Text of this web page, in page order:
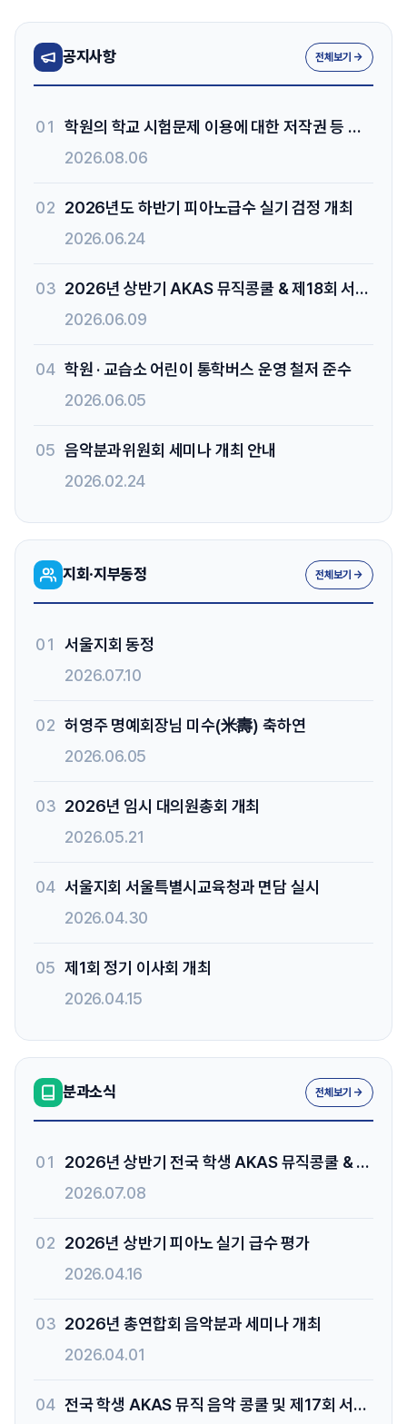
공지사항 전체보기 →
01
학원의 학교 시험문제 이용에 대한 저작권 등 학원 및 교습소 운영 관련 유의 사항 안내
2026.08.06
02 2026년도 하반기 피아노급수 실기 검정 개최
2026.06.24
03
2026년 상반기 AKAS 뮤직콩쿨 & 제18회 서울특별시교육감상 콩쿨 안내
2026.06.09
04 학원 · 교습소 어린이 통학버스 운영 철저 준수
2026.06.05
05 음악분과위원회 세미나 개최 안내
2026.02.24
지회·지부동정 전체보기 →
01
서울지회 동정
2026.07.10
02 허영주 명예회장님 미수(米壽) 축하연
2026.06.05
03 2026년 임시 대의원총회 개최
2026.05.21
04 서울지회 서울특별시교육청과 면담 실시
2026.04.30
05 제1회 정기 이사회 개최
2026.04.15
분과소식 전체보기 →
01
2026년 상반기 전국 학생 AKAS 뮤직콩쿨 & 제18회 서울특별시교육감상 음악 콩쿨
2026.07.08
02 2026년 상반기 피아노 실기 급수 평가
2026.04.16
03 2026년 총연합회 음악분과 세미나 개최
2026.04.01
04
전국 학생 AKAS 뮤직 음악 콩쿨 및 제17회 서울특별시교육감상 음악 콩쿨